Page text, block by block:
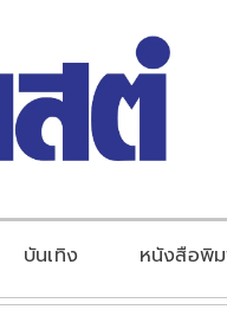
บันเทิง หนังสือพิ